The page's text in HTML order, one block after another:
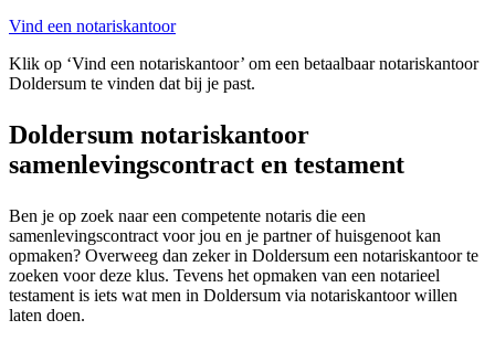
Vind een notariskantoor
Klik op ‘Vind een notariskantoor’ om een betaalbaar notariskantoor
Doldersum te vinden dat bij je past.
Doldersum notariskantoor
samenlevingscontract en testament
Ben je op zoek naar een competente notaris die een
samenlevingscontract voor jou en je partner of huisgenoot kan
opmaken? Overweeg dan zeker in Doldersum een notariskantoor te
zoeken voor deze klus. Tevens het opmaken van een notarieel
testament is iets wat men in Doldersum via notariskantoor willen
laten doen.